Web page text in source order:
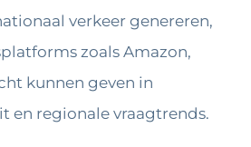
verkeer genereren,
zoals Amazon,
kunnen geven in
regionale vraagtrends.